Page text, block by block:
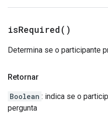
isRequired( )
Determina se o participante
Retornar
Boolean : indica se o
pergunta